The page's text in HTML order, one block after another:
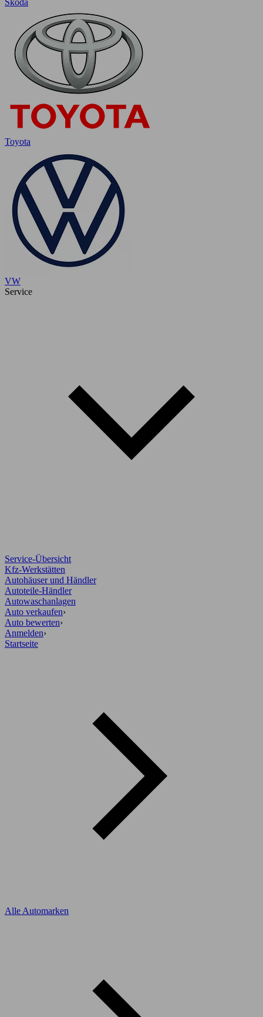
Skoda
Toyota
VW
Service
Service-Übersicht
Kfz-Werkstätten
Autohäuser und Händler
Autoteile-Händler
Autowaschanlagen
Auto verkaufen›
Auto bewerten›
Anmelden›
Startseite
Alle Automarken